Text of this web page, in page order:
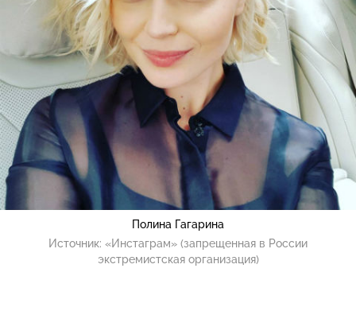
Полина Гагарина
Источник: «Инстаграм» (запрещенная в России
экстремистская организация)